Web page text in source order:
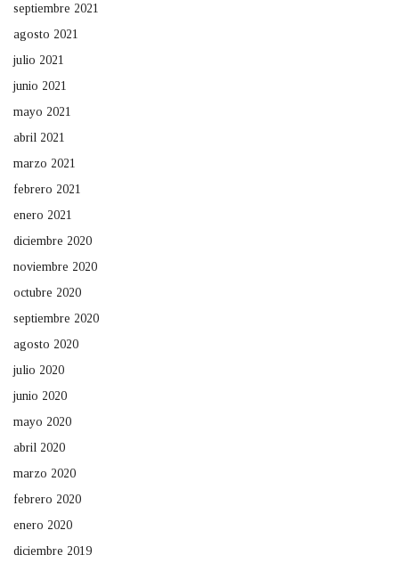
septiembre 2021
agosto 2021
julio 2021
junio 2021
mayo 2021
abril 2021
marzo 2021
febrero 2021
enero 2021
diciembre 2020
noviembre 2020
octubre 2020
septiembre 2020
agosto 2020
julio 2020
junio 2020
mayo 2020
abril 2020
marzo 2020
febrero 2020
enero 2020
diciembre 2019